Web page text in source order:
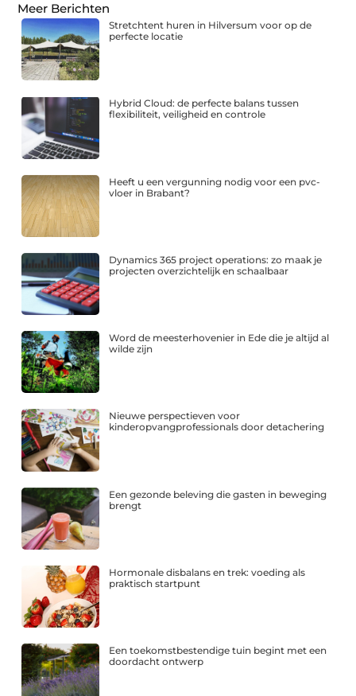
Meer Berichten
Stretchtent huren in Hilversum voor op de
perfecte locatie
Hybrid Cloud: de perfecte balans tussen
flexibiliteit, veiligheid en controle
Heeft u een vergunning nodig voor een pvc-
vloer in Brabant?
Dynamics 365 project operations: zo maak je
projecten overzichtelijk en schaalbaar
Word de meesterhovenier in Ede die je altijd al
wilde zijn
Nieuwe perspectieven voor
kinderopvangprofessionals door detachering
Een gezonde beleving die gasten in beweging
brengt
Hormonale disbalans en trek: voeding als
praktisch startpunt
Een toekomstbestendige tuin begint met een
doordacht ontwerp